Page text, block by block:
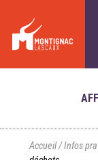
Accueil/Infos